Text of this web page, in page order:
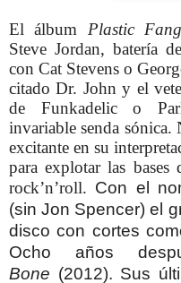
El álbum Plastic Fang
Steve Jordan, batería
con Cat Stevens o
citado Dr. John y el
de Funkadelic o
invariable senda
excitante en su
para explotar las
rock’n’roll. Con el
(sin Jon Spencer) el
disco con cortes
Ocho años
Bone (2012). Sus